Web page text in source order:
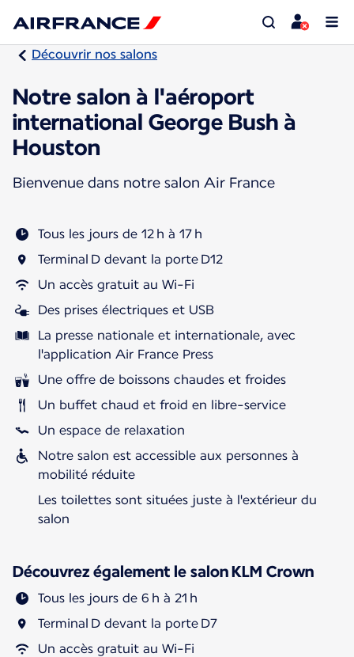
Découvrir nos salons
Notre salon à l'aéroport
international George Bush à
Houston
Bienvenue dans notre salon Air France
Tous les jours de 12 h à 17 h
Terminal D devant la porte D12
Un accès gratuit au Wi-Fi
Des prises électriques et USB
La presse nationale et internationale, avec
l'application Air France Press
Une offre de boissons chaudes et froides
Un buffet chaud et froid en libre-service
Un espace de relaxation
Notre salon est accessible aux personnes à
mobilité réduite
Les toilettes sont situées juste à l'extérieur du
salon
Découvrez également le salon KLM Crown
Tous les jours de 6 h à 21 h
Terminal D devant la porte D7
Un accès gratuit au Wi-Fi